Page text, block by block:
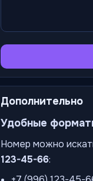
Дополнительно
Удобные
Номер можно
123-45-66: